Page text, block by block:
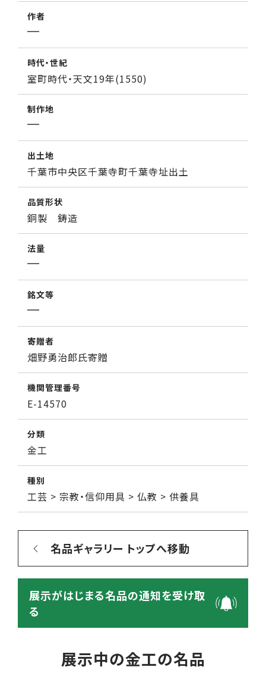
作者
時代・世紀
室町時代・天文19年(1550)
制作地
出土地
千葉市中央区千葉寺町千葉寺址出土
品質形状
銅製 鋳造
法量
銘文等
寄贈者
畑野勇治郎氏寄贈
機関管理番号
E-14570
分類
金工
種別
工芸 > 宗教・信仰用具 > 仏教 > 供養具
名品ギャラリー トップへ移動
展示がはじまる名品の通知を受け取
る
展示中の金工の名品